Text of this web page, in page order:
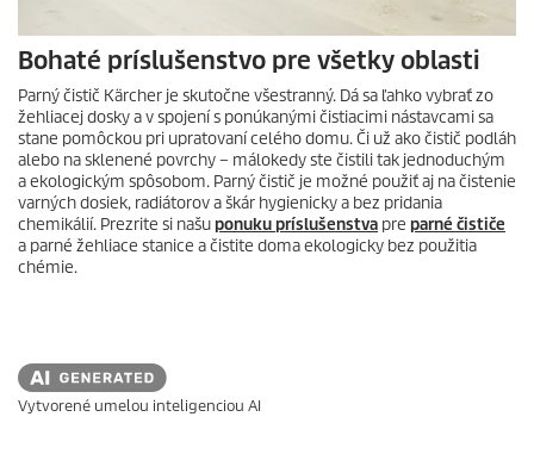
Bohaté príslušenstvo pre všetky oblasti
Parný čistič Kärcher je skutočne všestranný. Dá sa ľahko vybrať zo
žehliacej dosky a v spojení s ponúkanými čistiacimi nástavcami sa
stane pomôckou pri upratovaní celého domu. Či už ako čistič podláh
alebo na sklenené povrchy – málokedy ste čistili tak jednoduchým
a ekologickým spôsobom. Parný čistič je možné použiť aj na čistenie
varných dosiek, radiátorov a škár hygienicky a bez pridania
chemikálií. Prezrite si našuponuku príslušenstva pre parné čističe
a parné žehliace stanice a čistite doma ekologicky bez použitia
chémie.
Vytvorené umelou inteligenciou AI